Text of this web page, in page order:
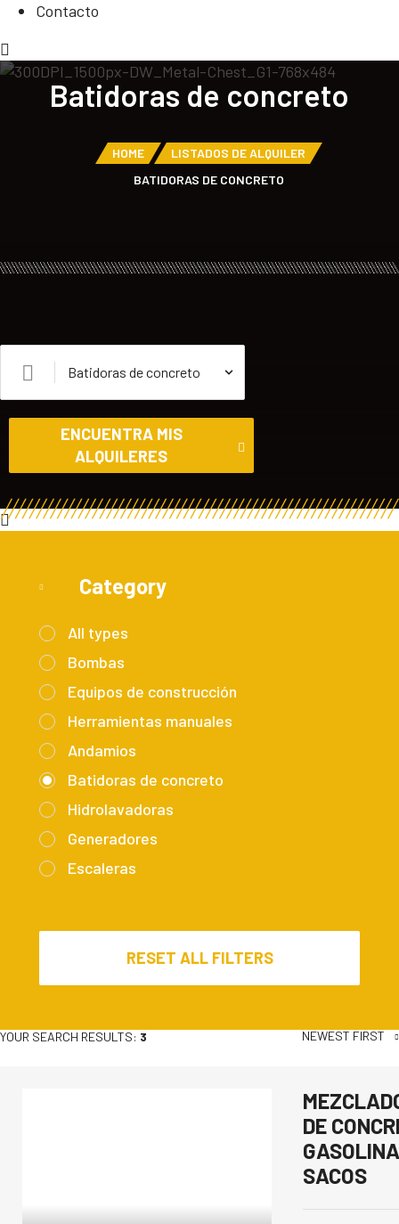
Contacto
Batidoras de concreto
HOME
LISTADOS DE ALQUILER
BATIDORAS DE CONCRETO
ENCUENTRA MIS
ALQUILERES
Category
All types
Bombas
Equipos de construcción
Herramientas manuales
Andamios
Batidoras de concreto
Hidrolavadoras
Generadores
Escaleras
RESET ALL FILTERS
YOUR SEARCH RESULTS: 3 NEWEST FIRST
DE
SACOS